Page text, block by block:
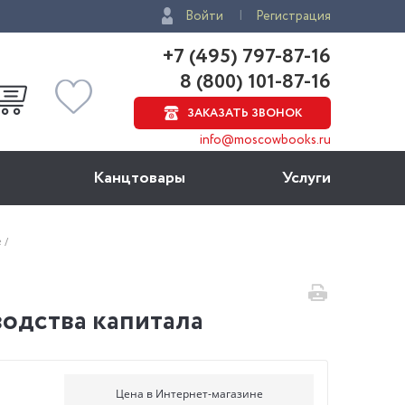
Войти Регистрация
+7 (495) 797-87-16
8 (800) 101-87-16
ЗАКАЗАТЬ ЗВОНОК
info@moscowbooks.ru
Канцтовары Услуги
капитала
Цена в Интернет-магазине